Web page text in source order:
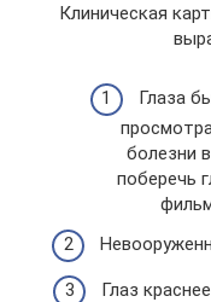
Клиническая
Глаза
болезни
поберечь
Глаз